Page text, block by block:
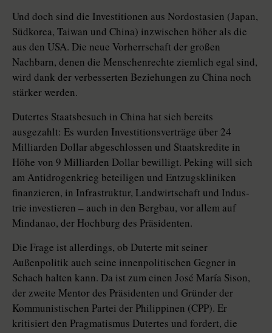
Und doch sind die Investitionen aus Nordostasien (Japan,
Südkorea, Taiwan und China) inzwischen höher als die
aus den USA. Die neue Vorherrschaft der großen
Nachbarn, denen die Menschenrechte ziemlich egal sind,
wird dank der verbesserten Beziehungen zu China noch
stärker werden.
Dutertes Staatsbesuch in China hat sich bereits
ausgezahlt: Es wurden Investitionsverträge über 24
Milliarden Dollar abgeschlossen und Staatskredite in
Höhe von 9 Milliarden Dollar bewilligt. Peking will sich
am Antidrogenkrieg beteiligen und Entzugskliniken
finanzieren, in Infrastruktur, Landwirtschaft und In­dus­
trie investieren – auch in den Bergbau, vor allem auf
Mindanao, der Hochburg des Präsidenten.
Die Frage ist allerdings, ob Duterte mit seiner
Außenpolitik auch seine innenpolitischen Gegner in
Schach halten kann. Da ist zum einen José María Sison,
der zweite Mentor des Präsidenten und Gründer der
Kommunistischen Partei der Philippinen (CPP). Er
kritisiert den Pragmatismus Dutertes und fordert, die